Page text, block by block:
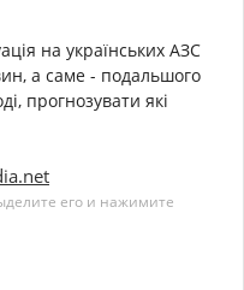
на українських АЗС
а саме - подальшого
прогнозувати які
его и нажимите